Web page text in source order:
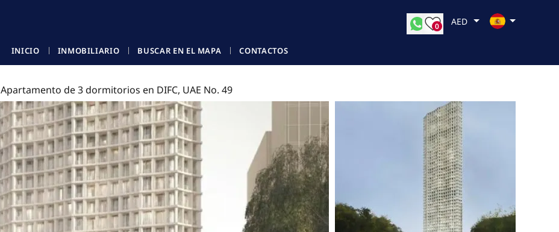
INICIO INMOBILIARIO BUSCAR EN EL MAPA CONTACTOS
0 AED
Apartamento de 3 dormitorios en DIFC, UAE No. 49